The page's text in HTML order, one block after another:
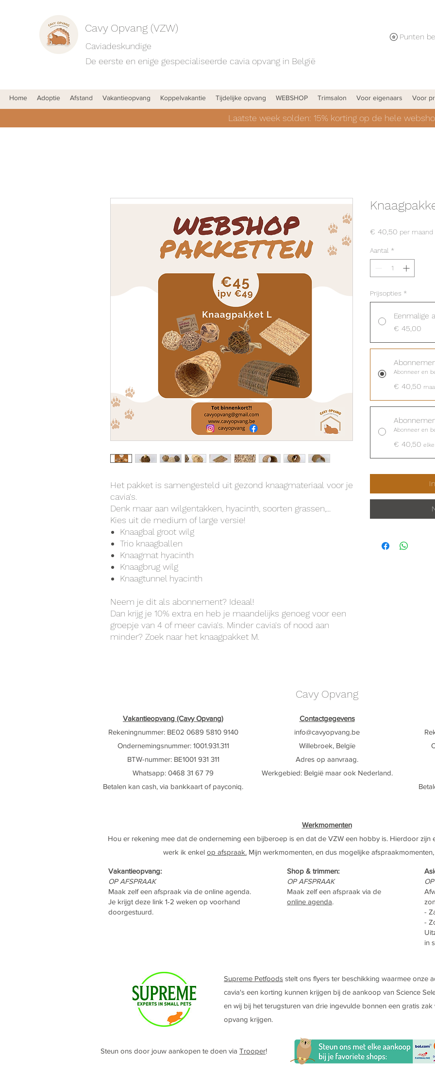
Cavy Opvang (VZW)
Caviadeskundige
De eerste en enige gespecialiseerde cavia opvang in België
Home Adoptie Afstand Vakantieopvang Koppelvakantie Tijdelijke opvang WEBSHOP Trimsalon Voor eigenaars Voor
Laatste week solden: 15% korting op de hele
Het pakket is samengesteld uit gezond knaagmateriaal voor je
cavia's.
Denk maar aan wilgentakken, hyacinth, soorten grassen,...
Kies uit de medium of large versie!
Knaagbal groot wilg
Trio knaagballen
Knaagmat hyacinth
Knaagbrug wilg
Knaagtunnel hyacinth
Neem je dit als abonnement? Ideaal!
Dan krijg je 10% extra en heb je maandelijks genoeg voor een
groepje van 4 of meer cavia's. Minder cavia's of nood aan
minder? Zoek naar het knaagpakket M.
€ 40,50 Prijs
per maand
Aantal *
Prijsopties *
Eenmalige
€ 45,00
Abonneer en
€ 40,50
Abonneer en
€ 40,50
Cavy Opvang
Vakantieopvang (Cavy Opvang)
Rekeningnummer: BE02 0689 5810 9140
Ondernemingsnummer: 1001.931.311
BTW-nummer: BE1001 931 311
Whatsapp: ‭0468 31 67 79‬
Betalen kan cash, via bankkaart of payconiq.
Contactgegevens
info@cavyopvang.be
Willebroek, Belgïe
Adres op aanvraag.
Werkgebied:België maar ook Nederland​.
Werkmomenten
Hou er rekening mee dat de onderneming een bijberoep is en dat de VZW een hobby is. Hierdoor zijn
werk ik enkel op afspraak. Mijn werkmomenten, en dus mogelijke
Vakantieopvang:
OP AFSPRAAK
Maak zelf een afspraak via de online agenda.
Je krijgt deze link 1-2 weken op voorhand
doorgestuurd.
-
-
in
Shop & trimmen:
OP AFSPRAAK
Maak zelf een afspraak via de
online agenda.
Supreme Petfoods stelt ons flyers ter beschikking waarmee onze
cavia's een korting kunnen krijgen bij de aankoop van Science
en wij bij het terugsturen van drie ingevulde bonnen een gratis
opvang krijgen.
Steun ons door jouw aankopen te doen via Trooper!